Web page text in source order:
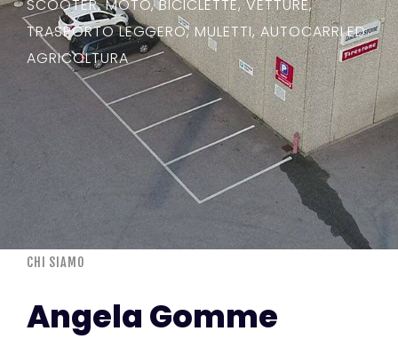
SCOOTER, MOTO, BICICLETTE, VETTURE,
TRASPORTO LEGGERO, MULETTI, AUTOCARRI ED
AGRICOLTURA
CHI SIAMO
Angela Gomme